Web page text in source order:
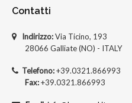
Contatti
Indirizzo:Via Ticino, 193
28066 Galliate (NO) - ITALY
Telefono:+39.0321.866993
Fax:+39.0321.866993